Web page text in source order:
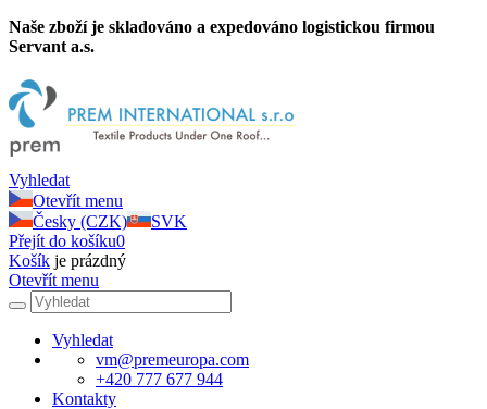
Naše zboží je skladováno a expedováno logistickou firmou
Servant a.s.
Vyhledat
Otevřít menu
Česky (CZK)
SVK
Přejít do košíku0
Košík je prázdný
Otevřít menu
Vyhledat
vm@premeuropa.com
+420 777 677 944
Kontakty